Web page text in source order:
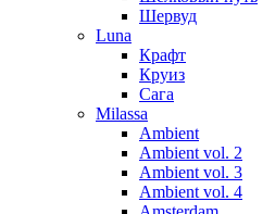
Шервуд
Luna
Крафт
Круиз
Сага
Milassa
Ambient
Ambient vol. 2
Ambient vol. 3
Ambient vol. 4